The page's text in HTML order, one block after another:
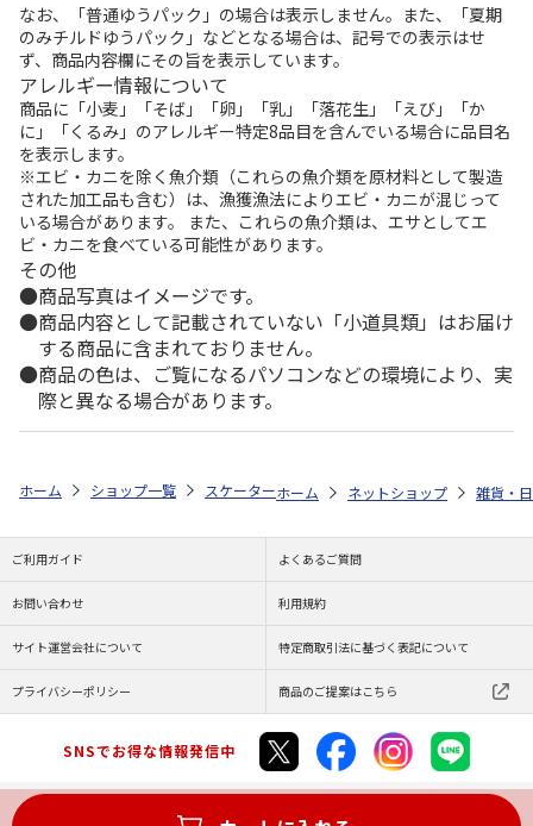
なお、「普通ゆうパック」の場合は表示しません。また、「夏期
のみチルドゆうパック」などとなる場合は、記号での表示はせ
ず、商品内容欄にその旨を表示しています。
アレルギー情報について
商品に「小麦」「そば」「卵」「乳」「落花生」「えび」「か
に」「くるみ」のアレルギー特定8品目を含んでいる場合に品目名
を表示します。
※エビ・カニを除く魚介類（これらの魚介類を原材料として製造
された加工品も含む）は、漁獲漁法によりエビ・カニが混じって
いる場合があります。 また、これらの魚介類は、エサとしてエ
ビ・カニを食べている可能性があります。
その他
商品写真はイメージです。
商品内容として記載されていない「小道具類」はお届け
する商品に含まれておりません。
商品の色は、ご覧になるパソコンなどの環境により、実
際と異なる場合があります。
ホーム ショップ一覧 スケーター 四角先丸箸 18cm マイメロディ ふ
ホーム ネットショップ 雑貨・
ご利用ガイド よくあるご質問
お問い合わせ 利用規約
サイト運営会社について 特定商取引法に基づく表記について
プライバシーポリシー 商品のご提案はこちら
SNSでお得な情報発信中